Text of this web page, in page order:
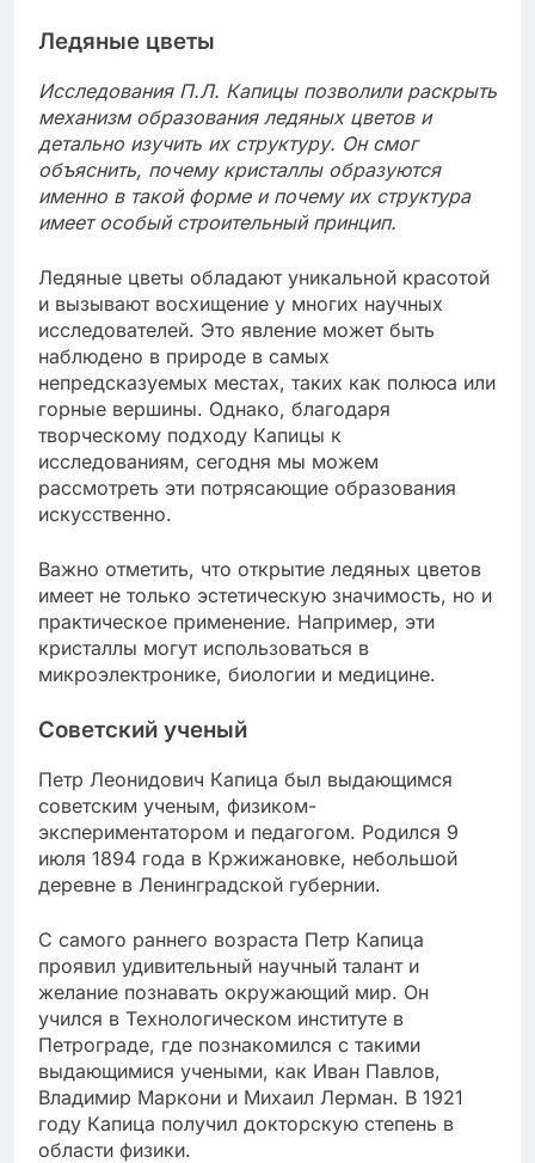
Ледяные цветы
Исследования П.Л. Капицы позволили раскрыть
механизм образования ледяных цветов и
детально изучить их структуру. Он смог
объяснить, почему кристаллы образуются
именно в такой форме и почему их структура
имеет особый строительный принцип.
Ледяные цветы обладают уникальной красотой
и вызывают восхищение у многих научных
исследователей. Это явление может быть
наблюдено в природе в самых
непредсказуемых местах, таких как полюса или
горные вершины. Однако, благодаря
творческому подходу Капицы к
исследованиям, сегодня мы можем
рассмотреть эти потрясающие образования
искусственно.
Важно отметить, что открытие ледяных цветов
имеет не только эстетическую значимость, но и
практическое применение. Например, эти
кристаллы могут использоваться в
микроэлектронике, биологии и медицине.
Советский ученый
Петр Леонидович Капица был выдающимся
советским ученым, физиком-
экспериментатором и педагогом. Родился 9
июля 1894 года в Кржижановке, небольшой
деревне в Ленинградской губернии.
С самого раннего возраста Петр Капица
проявил удивительный научный талант и
желание познавать окружающий мир. Он
учился в Технологическом институте в
Петрограде, где познакомился с такими
выдающимися учеными, как Иван Павлов,
Владимир Маркони и Михаил Лерман. В 1921
году Капица получил докторскую степень в
области физики.